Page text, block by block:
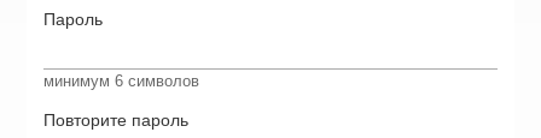
Пароль
минимум 6 символов
Повторите пароль